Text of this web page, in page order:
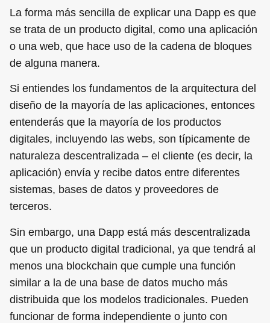
La forma más sencilla de explicar una Dapp es que
se trata de un producto digital, como una aplicación
o una web, que hace uso de la cadena de bloques
de alguna manera.
Si entiendes los fundamentos de la arquitectura del
diseño de la mayoría de las aplicaciones, entonces
entenderás que la mayoría de los productos
digitales, incluyendo las webs, son típicamente de
naturaleza descentralizada – el cliente (es decir, la
aplicación) envía y recibe datos entre diferentes
sistemas, bases de datos y proveedores de
terceros.
Sin embargo, una Dapp está más descentralizada
que un producto digital tradicional, ya que tendrá al
menos una blockchain que cumple una función
similar a la de una base de datos mucho más
distribuida que los modelos tradicionales. Pueden
funcionar de forma independiente o junto con